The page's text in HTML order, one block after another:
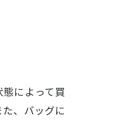
によって買
、バッグに